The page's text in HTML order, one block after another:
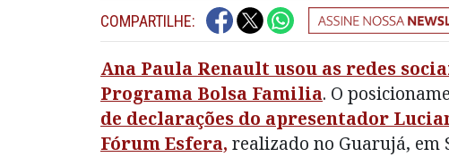
COMPARTILHE:
Ana Paula Renault usou as redes
Programa Bolsa Familia. O
de declarações do apresentador
Fórum Esfera, realizado no Guarujá, em